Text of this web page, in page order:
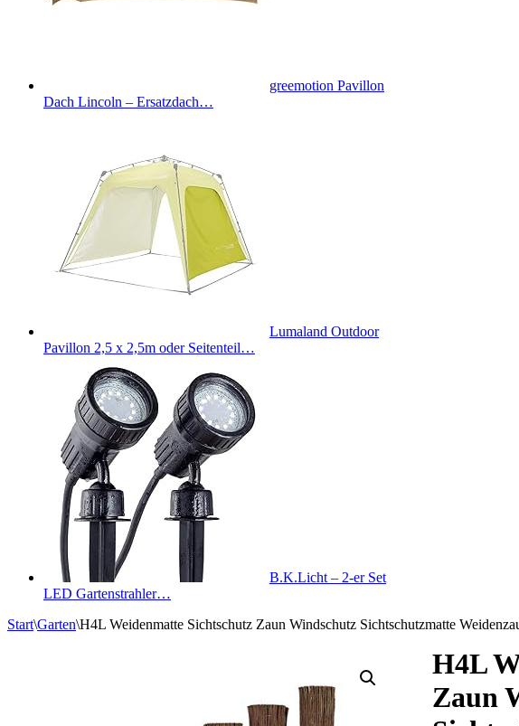
greemotion Pavillon
Dach Lincoln – Ersatzdach…
Lumaland Outdoor
Pavillon 2,5 x 2,5m oder Seitenteil…
B.K.Licht – 2-er Set
LED Gartenstrahler…
Start\Garten\H4L Weidenmatte Sichtschutz Zaun Windschutz Sichtschutzmatte
H4L
Zaun